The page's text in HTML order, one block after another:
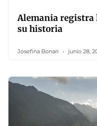
Alemania registra
su historia
Josefina Bonari junio 28,